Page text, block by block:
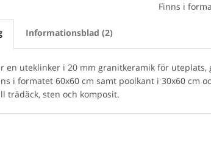
Finns i
Informationsblad (2)
en uteklinker i 20 mm granitkeramik för uteplats,
i formatet 60x60 cm samt poolkant i 30x60 cm
trädäck, sten och komposit.